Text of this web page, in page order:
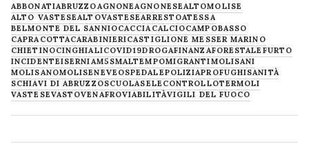
ABBONATIABRUZZOAGNONEAGNONESEALTOMOLISE
ALTO VASTESEALTOVASTESEARRESTOATESSA
BELMONTE DEL SANNIOCACCIA CALCIOCAMPOBASSO
CAPRACOTTACARABINIERICASTIGLIONE MESSER MARINO
CHIETINOCINGHIALICOVID19DROGAFINANZAFORESTALE FURTO
INCIDENTEISERNIAM5SMALTEMPOMIGRANTIMOLISANI
MOLISANOMOLISENEVE OSPEDALEPOLIZIAPROFUGHISANITÀ
SCHIAVI DI ABRUZZOSCUOLASELECONTROLLOTERMOLI
VASTESEVASTOVENAFROVIABILITÀVIGILI DEL FUOCO